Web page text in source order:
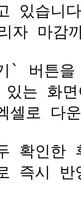
있습니
마감까
` 버튼
는 화
셀로 다
확인한
즉시 반